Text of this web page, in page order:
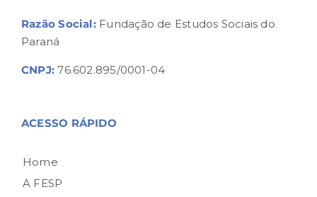
Razão Social:Fundação de Estudos Sociais do
Paraná
CNPJ: 76.602.895/0001-04
ACESSO RÁPIDO
Home
A FESP